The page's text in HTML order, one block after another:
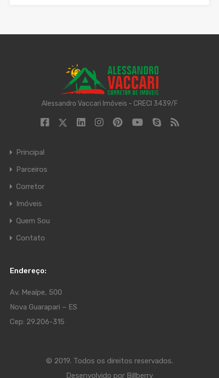
Alessandro Vaccari Imóveis - CRECI 3439/F
Principal
Parceiros
Corretor
Imóveis
Quem Sou
Contato
Endereço:
Av. Meaípe, 500
Nova Guarapari – ES
Cep: 29.206-315
© 2019. Todos os direitos reservados.
Desenvolvido por Billberry